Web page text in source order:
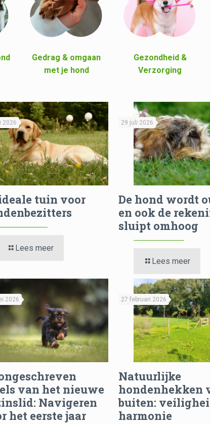
Gedrag & omgaan
met je hond
Gezondheid &
Verzorging
2026
tuin voor
Lees meer
29 juli 2026
De hond wordt
en ook de
sluipt omhoog
Lees meer
2026
van het nieuwe
Navigeren
het eerste jaar
27 februari 2026
Natuurlijke
hondenhekken
buiten:
harmonie